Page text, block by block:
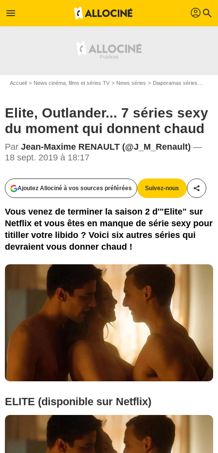
menu profil search
Accueil News cinéma, films et séries TV News séries Diaporamas séries
Elite, Outlander... 7 séries sexy
du moment qui donnent chaud
Par Jean-Maxime RENAULT (@J_M_Renault) —
18 sept. 2019 à 18:17
Ajoutez Allociné à vos sources préférées Suivez-nous
Vous venez de terminer la saison 2 d'"Elite" sur
Netflix et vous êtes en manque de série sexy pour
titiller votre libido ? Voici six autres séries qui
devraient vous donner chaud !
ELITE (disponible sur Netflix)